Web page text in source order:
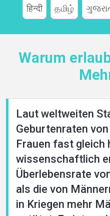
About
Languages
हिन्दी தமிழ்
Warum
Laut weltweiten
Geburtenraten
Frauen fast gleich
wissenschaftlich
Überlebensrate
als die von
in Kriegen mehr